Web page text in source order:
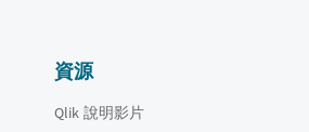
資源
Qlik 說明影片